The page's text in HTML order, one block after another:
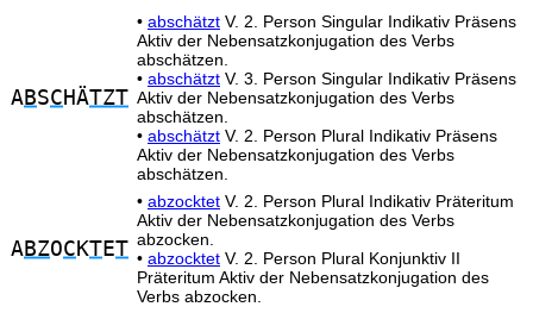
ABSC HÄTZT
• abschätzt V. 2. Person Singular Indikativ Präsens
Aktiv der Nebensatzkonjugation des Verbs
abschätzen.
• abschätzt V. 3. Person Singular Indikativ Präsens
Aktiv der Nebensatzkonjugation des Verbs
abschätzen.
• abschätzt V. 2. Person Plural Indikativ Präsens
Aktiv der Nebensatzkonjugation des Verbs
abschätzen.
ABZOC KTET
• abzocktet V. 2. Person Plural Indikativ Präteritum
Aktiv der Nebensatzkonjugation des Verbs
abzocken.
• abzocktet V. 2. Person Plural Konjunktiv II
Präteritum Aktiv der Nebensatzkonjugation des
Verbs abzocken.